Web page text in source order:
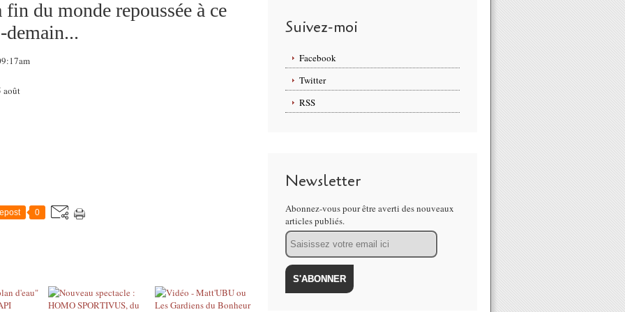
du monde repoussée à ce
demain...
août
0
Suivez-moi
Facebook
Twitter
RSS
Newsletter
Abonnez-vous pour être averti des nouveaux
articles publiés.
Email